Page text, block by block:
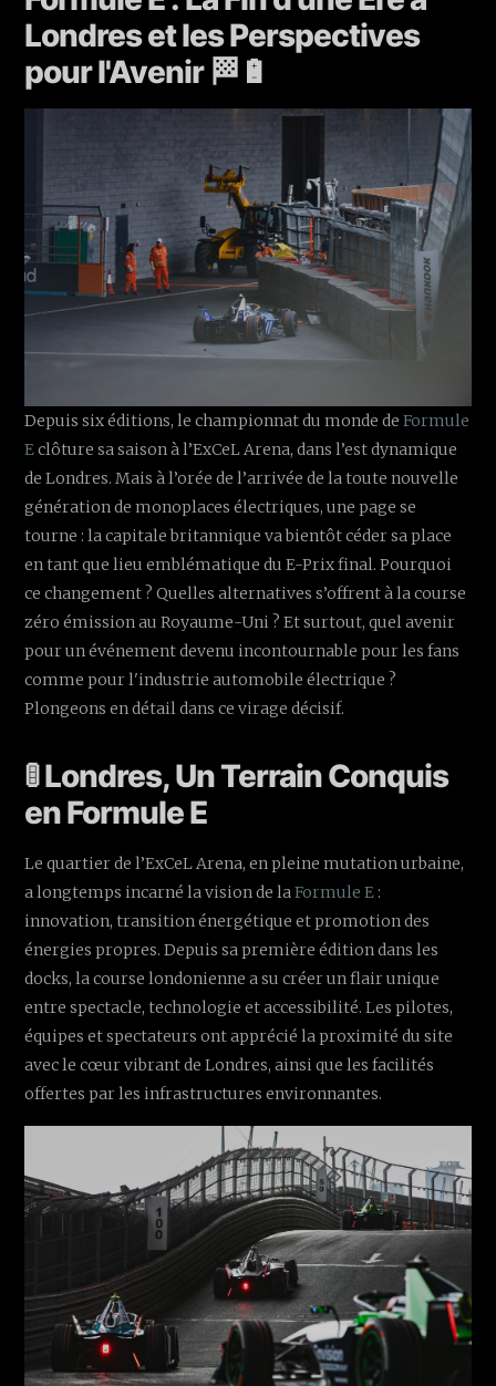
Londres et les Perspectives
pour l'Avenir 🏁🔋
Depuis six éditions, le championnat du monde deFormule
Eclôture sa saison à l’ExCeL Arena, dans l’est dynamique
de Londres. Mais à l’orée de l’arrivée de la toute nouvelle
génération de monoplaces électriques, une page se
tourne : la capitale britannique va bientôt céder sa place
en tant que lieu emblématique du E-Prix final. Pourquoi
ce changement ? Quelles alternatives s’offrent à la course
zéro émission au Royaume-Uni ? Et surtout, quel avenir
pour un événement devenu incontournable pour les fans
comme pour l'industrie automobile électrique ?
Plongeons en détail dans ce virage décisif.
🚦 Londres, Un Terrain Conquis
en Formule E
Le quartier de l’ExCeL Arena, en pleine mutation urbaine,
a longtemps incarné la vision de laFormule E :
innovation, transition énergétique et promotion des
énergies propres. Depuis sa première édition dans les
docks, la course londonienne a su créer un flair unique
entre spectacle, technologie et accessibilité. Les pilotes,
équipes et spectateurs ont apprécié la proximité du site
avec le cœur vibrant de Londres, ainsi que les facilités
offertes par les infrastructures environnantes.